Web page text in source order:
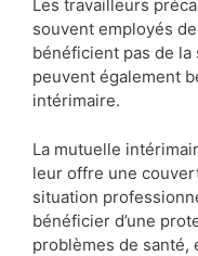
Les travailleurs
souvent employés
bénéficient pas de la
peuvent également
intérimaire.
La mutuelle
leur offre une
situation
bénéficier d’une
problèmes de santé,